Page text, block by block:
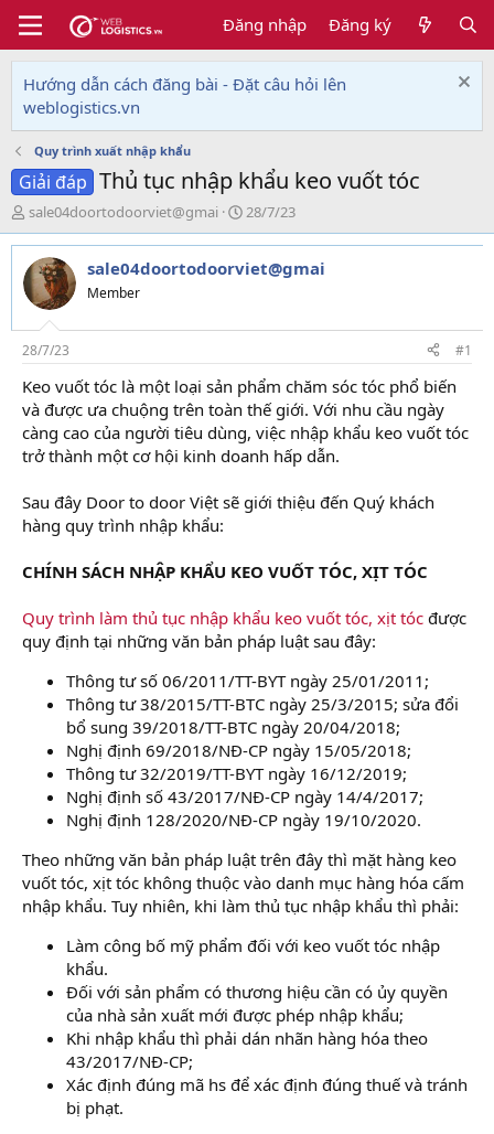
Đăng nhập Đăng ký
Hướng dẫn cách đăng bài - Đặt câu hỏi lên
weblogistics.vn
Quy trình xuất nhập khẩu
Giải đáp Thủ tục nhập khẩu keo vuốt tóc
T
h
r
e
a
d
s
t
a
r
t
e
r
sale04doortodoorviet@gmai
N
g
à
y
i
28/7/23
sale04doortodoorviet@gmai
Member
28/7/23 #1
Keo vuốt tóc là một loại sản phẩm chăm sóc tóc phổ biến
và được ưa chuộng trên toàn thế giới. Với nhu cầu ngày
càng cao của người tiêu dùng, việc nhập khẩu keo vuốt tóc
trở thành một cơ hội kinh doanh hấp dẫn.
Sau đây Door to door Việt sẽ giới thiệu đến Quý khách
hàng quy trình nhập khẩu:
CHÍNH SÁCH NHẬP KHẨU KEO VUỐT TÓC, XỊT TÓC
Quy trình làm thủ tục nhập khẩu keo vuốt tóc, xịt tóc được
quy định tại những văn bản pháp luật sau đây:
Thông tư số 06/2011/TT-BYT ngày 25/01/2011;
Thông tư 38/2015/TT-BTC ngày 25/3/2015; sửa đổi
bổ sung 39/2018/TT-BTC ngày 20/04/2018;
Nghị định 69/2018/NĐ-CP ngày 15/05/2018;
Thông tư 32/2019/TT-BYT ngày 16/12/2019;
Nghị định số 43/2017/NĐ-CP ngày 14/4/2017;
Nghị định 128/2020/NĐ-CP ngày 19/10/2020.
Theo những văn bản pháp luật trên đây thì mặt hàng keo
vuốt tóc, xịt tóc không thuộc vào danh mục hàng hóa cấm
nhập khẩu. Tuy nhiên, khi làm thủ tục nhập khẩu thì phải:
Làm công bố mỹ phẩm đối với keo vuốt tóc nhập
khẩu.
Đối với sản phẩm có thương hiệu cần có ủy quyền
của nhà sản xuất mới được phép nhập khẩu;
Khi nhập khẩu thì phải dán nhãn hàng hóa theo
43/2017/NĐ-CP;
Xác định đúng mã hs để xác định đúng thuế và tránh
bị phạt.